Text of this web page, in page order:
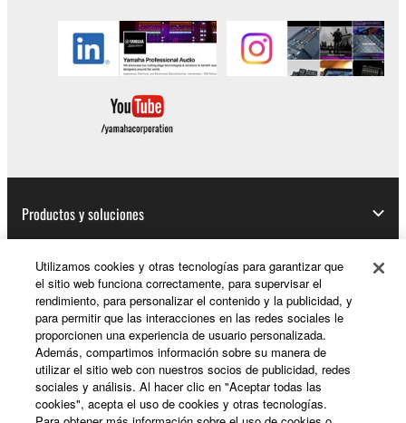
Productos y soluciones
Noticias
Acerca de Yamaha
Utilizamos cookies y otras tecnologías para garantizar que
el sitio web funciona correctamente, para supervisar el
rendimiento, para personalizar el contenido y la publicidad, y
para permitir que las interacciones en las redes sociales le
proporcionen una experiencia de usuario personalizada.
Además, compartimos información sobre su manera de
utilizar el sitio web con nuestros socios de publicidad, redes
sociales y análisis. Al hacer clic en "Aceptar todas las
cookies", acepta el uso de cookies y otras tecnologías.